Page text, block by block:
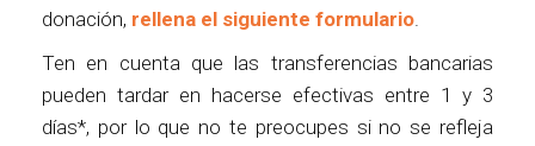
donación, rellena el siguiente formulario.
Ten en cuenta que las transferencias bancarias
pueden tardar en hacerse efectivas entre 1 y 3
días*, por lo que no te preocupes si no se refleja